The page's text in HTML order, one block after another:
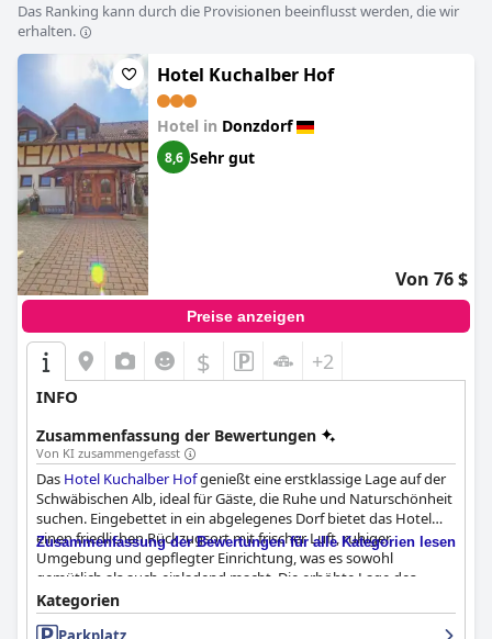
Das Ranking kann durch die Provisionen beeinflusst werden, die wir
erhalten.
Hotel Kuchalber Hof
Hotel in Donzdorf
8,6 Sehr gut
Von 76 $
Preise anzeigen
$ +2
INFO
Zusammenfassung der Bewertungen
Von KI zusammengefasst
Das Hotel Kuchalber Hofgenießt eine erstklassige Lage auf der
Schwäbischen Alb, ideal für Gäste, die Ruhe und Naturschönheit
suchen. Eingebettet in ein abgelegenes Dorf bietet das Hotel
einen friedlichen Rückzugsort mit frischer Luft, ruhiger
Umgebung und gepflegter Einrichtung, was es sowohl
gemütlich als auch einladend macht. Die erhöhte Lage des
Hotels bietet einen atemberaubenden Panoramablick und ist
ideal für Wander- und Radsportbegeisterte mit zahlreichen
Zusammenfassung der Bewertungen für alle Kategorien lesen
Kategorien